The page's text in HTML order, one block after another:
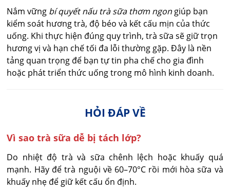
Nắm vững bí quyết nấu trà sữa thơm ngon giúp bạn
kiểm soát hương trà, độ béo và kết cấu mịn của thức
uống. Khi thực hiện đúng quy trình, trà sữa sẽ giữ trọn
hương vị và hạn chế tối đa lỗi thường gặp. Đây là nền
tảng quan trọng để bạn tự tin pha chế cho gia đình
hoặc phát triển thức uống trong mô hình kinh doanh.
HỎI ĐÁP VỀ
Vì sao trà sữa dễ bị tách lớp?
Do nhiệt độ trà và sữa chênh lệch hoặc khuấy quá
mạnh. Hãy để trà nguội về 60–70°C rồi mới hòa sữa và
khuấy nhẹ để giữ kết cấu ổn định.